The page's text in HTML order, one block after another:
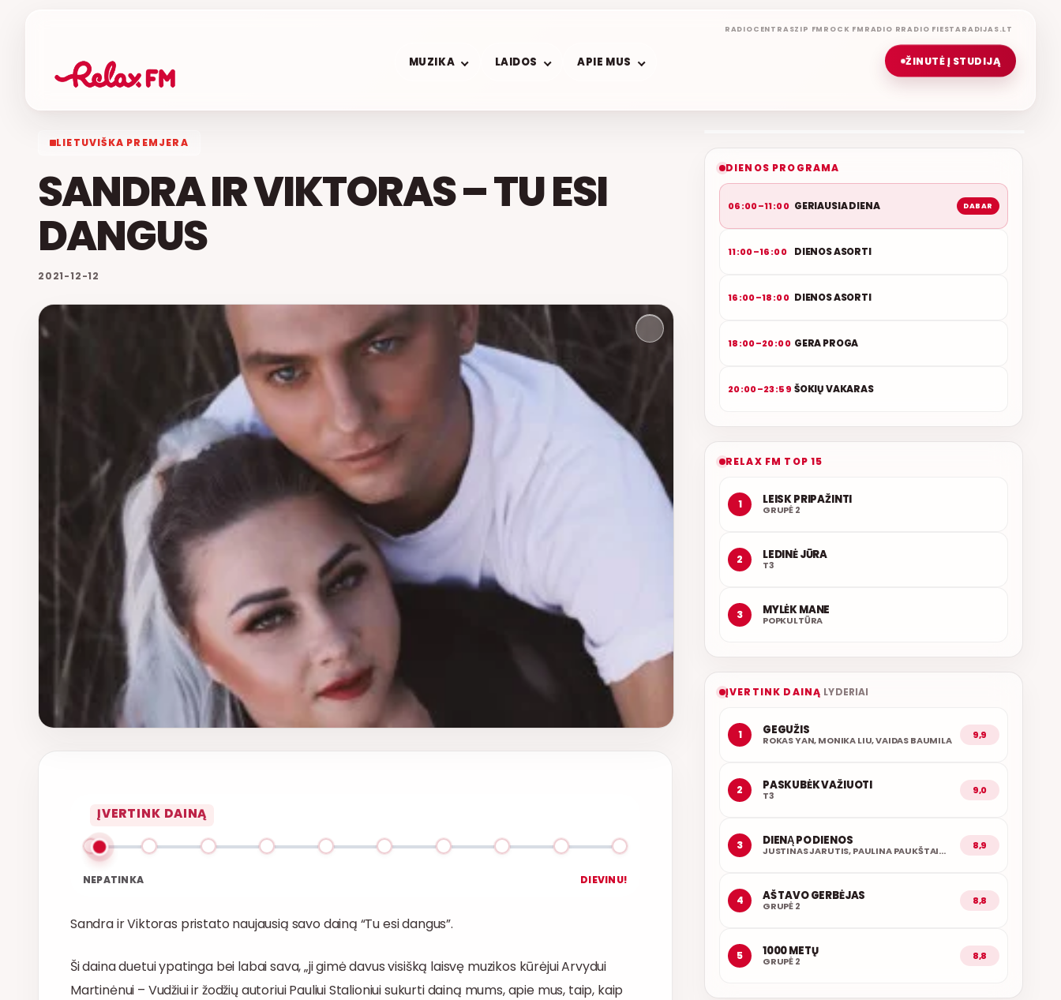
RADIOCENTRASZIP FM ROCK FM RADIO RRADIO FIESTARADIJAS.LT
ŽINUTĖ Į STUDIJĄ
MUZIKA LAIDOS APIE MUS
LIETUVIŠKA PREMJERA
SANDRA IR VIKTORAS – TU ESI
DANGUS
2021-12-12
NEPATINKA DIEVINU!
Sandra ir Viktoras pristato naujausią savo dainą “Tu esi dangus”.
Ši daina duetui ypatinga bei labai sava, „ji gimė davus visišką laisvę muzikos kūrėjui Arvydui
Martinėnui – Vudžiui ir žodžių autoriui Pauliui Stalioniui sukurti dainą mums, apie mus, taip, kaip
ETERYJE
GERIAUSIA DIENA
DIENOS PROGRAMA
06:00–11:00 GERIAUSIA DIENA DABAR
11:00–16:00 DIENOS ASORTI
16:00–18:00 DIENOS ASORTI
18:00–20:00 GERA PROGA
20:00–23:59 ŠOKIŲ VAKARAS
RELAX FM TOP 15
1 LEISK PRIPAŽINTI
GRUPĖ 2
2 LEDINĖ JŪRA
T3
3 MYLĖK MANE
POPKULTŪRA
ĮVERTINK DAINĄ LYDERIAI
1 GEGUŽIS
ROKAS YAN, MONIKA LIU, VAIDAS BAUMILA 9,9
2 PASKUBĖK VAŽIUOTI
T3 9,0
3 DIENĄ PO DIENOS
JUSTINAS JARUTIS, PAULINA PAUKŠTAITYTĖ 8,9
4 AŠ TAVO GERBĖJAS
GRUPĖ 2 8,8
5 1000 METŲ
GRUPĖ 2 8,8